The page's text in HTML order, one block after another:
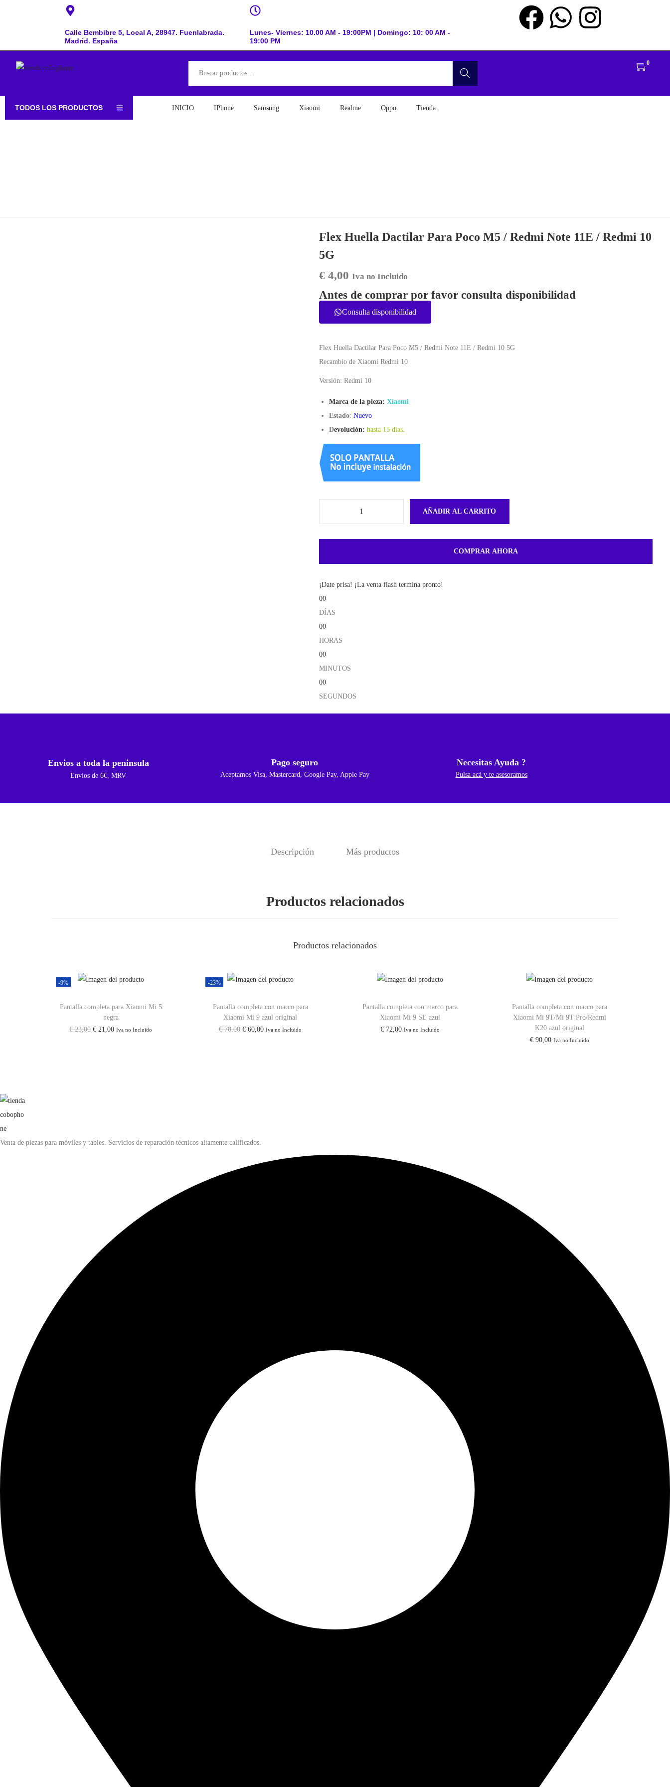
Calle Bembibre 5, Local A, 28947. Fuenlabrada.
Madrid. España
Lunes- Viernes: 10.00 AM - 19:00PM | Domingo: 10: 00 AM -
19:00 PM
Buscar
0
TODOS LOS PRODUCTOS INICIO IPhone Samsung Xiaomi Realme Oppo Tienda
Flex Huella Dactilar Para Poco M5 / Redmi Note 11E / Redmi 10
5G
€4,00 Iva no Incluido
Antes de comprar por favor consulta disponibilidad
Consulta disponibilidad
Flex Huella Dactilar Para Poco M5 / Redmi Note 11E / Redmi 10 5G
Recambio de Xiaomi Redmi 10
Versión: Redmi 10
Marca de la pieza: Xiaomi
Estado: Nuevo
Devolución: hasta 15 días.
AÑADIR AL CARRITO
COMPRAR AHORA
¡Date prisa! ¡La venta flash termina pronto!
00
DÍAS
00
HORAS
00
MINUTOS
00
SEGUNDOS
Envios a toda la peninsula
Envios de 6€, MRV
Pago seguro
Aceptamos Visa, Mastercard, Google Pay, Apple Pay
Necesitas Ayuda ?
Pulsa acá y te asesoramos
Descripción Más productos
Productos relacionados
Productos relacionados
-9%
Pantalla completa para Xiaomi Mi 5
negra
€23,00 € 21,00 Iva no Incluido
-23%
Pantalla completa con marco para
Xiaomi Mi 9 azul original
€78,00 € 60,00 Iva no Incluido
Pantalla completa con marco para
Xiaomi Mi 9 SE azul
€72,00 Iva no Incluido
Pantalla completa con marco para
Xiaomi Mi 9T/Mi 9T Pro/Redmi
K20 azul original
€90,00 Iva no Incluido
Venta de piezas para móviles y tables. Servicios de reparación técnicos altamente calificados.